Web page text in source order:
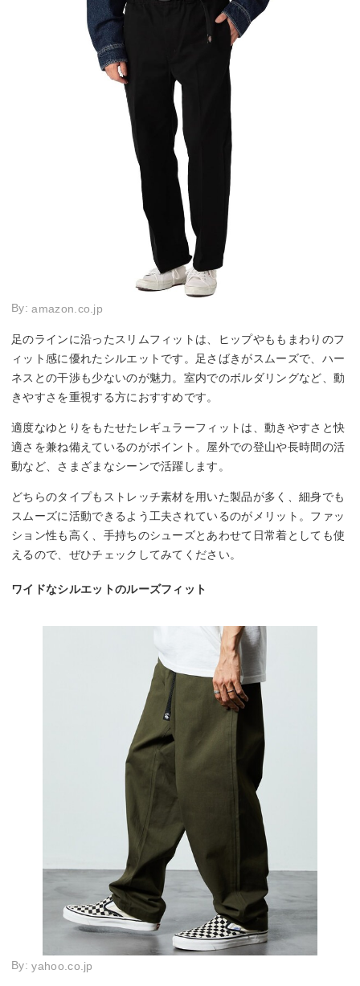
By:amazon.co.jp
足のラインに沿ったスリムフィットは、ヒップやももまわりのフ
ィット感に優れたシルエットです。足さばきがスムーズで、ハー
ネスとの干渉も少ないのが魅力。室内でのボルダリングなど、動
きやすさを重視する方におすすめです。
適度なゆとりをもたせたレギュラーフィットは、動きやすさと快
適さを兼ね備えているのがポイント。屋外での登山や長時間の活
動など、さまざまなシーンで活躍します。
どちらのタイプもストレッチ素材を用いた製品が多く、細身でも
スムーズに活動できるよう工夫されているのがメリット。ファッ
ション性も高く、手持ちのシューズとあわせて日常着としても使
えるので、ぜひチェックしてみてください。
ワイドなシルエットのルーズフィット
By:yahoo.co.jp